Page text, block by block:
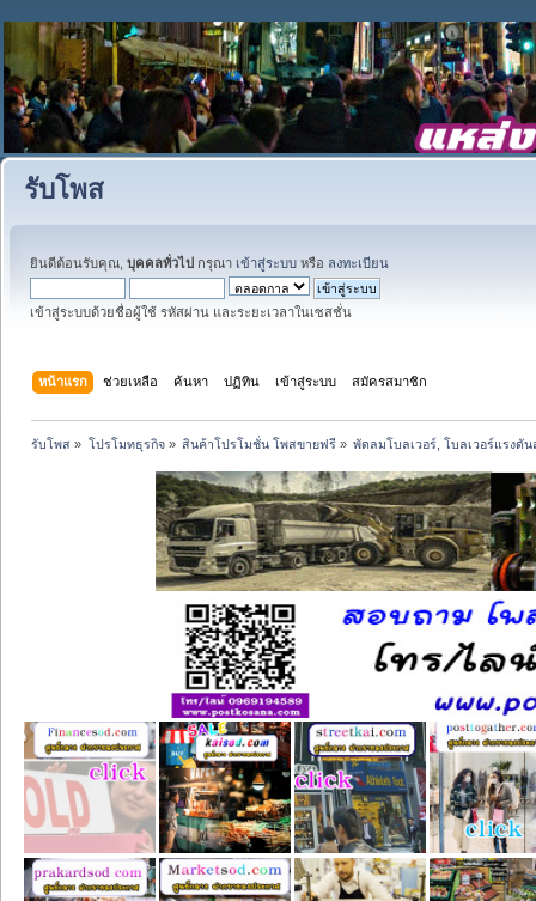
รับโพส
ยินดีต้อนรับคุณ, บุคคลทั่วไป กรุณา เข้าสู่ระบบ หรือ ลงทะเบียน
เข้าสู่ระบบด้วยชื่อผู้ใช้ รหัสผ่าน และระยะเวลาในเซสชั่น
หน้าแรก ช่วยเหลือ ค้นหา ปฏิทิน เข้าสู่ระบบ สมัครสมาชิก
รับโพส » โปรโมทธุรกิจ» สินค้าโปรโมชั่น โพสขายฟรี» พัดลมโบลเวอร์, โบลเวอร์แรงดั